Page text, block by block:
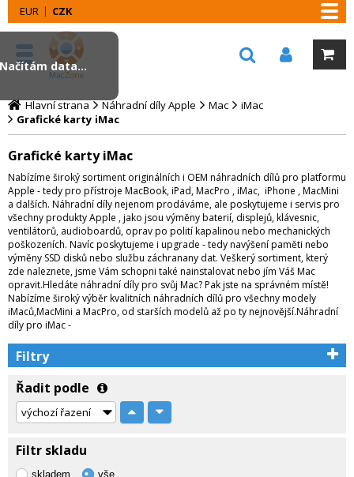
EUR CZK
Hlavní strana Náhradní díly Apple Mac
iMac
Grafické karty iMac
Grafické karty iMac
Nabízíme široký sortiment originálních i OEM náhradních dílů pro platformu
Apple - tedy pro přístroje MacBook, iPad, MacPro , iMac, iPhone , MacMini
a dalších. Náhradní díly nejenom prodáváme, ale poskytujeme i servis pro
všechny produkty Apple , jako jsou výměny baterií, displejů, klávesnic,
ventilátorů, audioboardů, oprav po polití kapalinou nebo mechanických
poškozeních. Navíc poskytujeme i upgrade - tedy navýšení paměti nebo
výměny SSD disků nebo službu záchranany dat. Veškerý sortiment, který
zde naleznete, jsme Vám schopni také nainstalovat nebo jím Váš Mac
opravit.Hledáte náhradní díly pro svůj Mac? Pak jste na správném místě!
Nabízíme široký výběr kvalitních náhradních dílů pro všechny modely
iMaců,MacMini a MacPro, od starších modelů až po ty nejnovější.Náhradní
díly pro iMac -
Filtry
Řadit podle
Filtr skladu
skladem vše
Načítám data...